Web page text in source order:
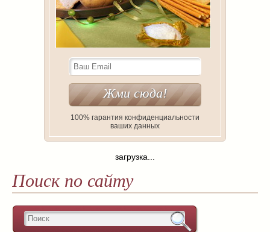
100% гарантия конфиденциальности
ваших данных
загрузка...
Поиск по сайту